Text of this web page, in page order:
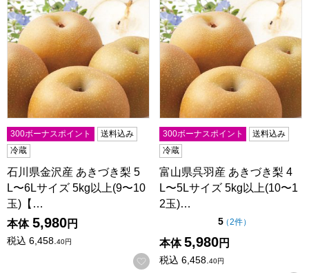
300ボーナスポイント
送料込み
冷蔵
石川県金沢産 あきづき梨 5
L〜6Lサイズ 5kg以上(9〜10
玉)【…
本体 5,980円
税込 6,458.40円
お気に入りに登録する
300ボーナスポイント
送料込み
冷蔵
富山県呉羽産 あきづき梨 4
L〜5Lサイズ 5kg以上(10〜1
2玉)…
5点（5点満点中）
（2件の評価
）
本体 5,980円
税込 6,458. 40円